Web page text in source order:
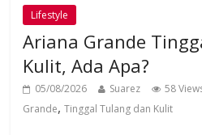
Lifestyle
Ariana Grande
Kulit, Ada Apa?
05/08/2026 Suarez 58
Grande,Tinggal Tulang dan Kulit